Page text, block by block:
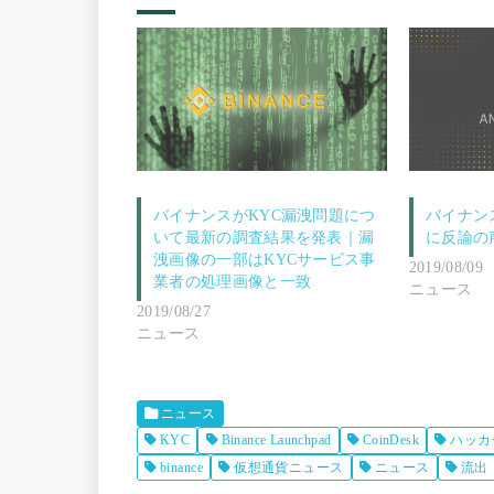
バイナンスがKYC漏洩問題につ
いて最新の調査結果を発表｜漏
洩画像の一部はKYCサービス事
業者の処理画像と一致
2019/08/27
ニュース
バイナン
に反論の
2019/08/09
ニュース
ニュース
KYC
Binance Launchpad CoinDesk
ハッカ
binance
仮想通貨ニュース ニュース 流出